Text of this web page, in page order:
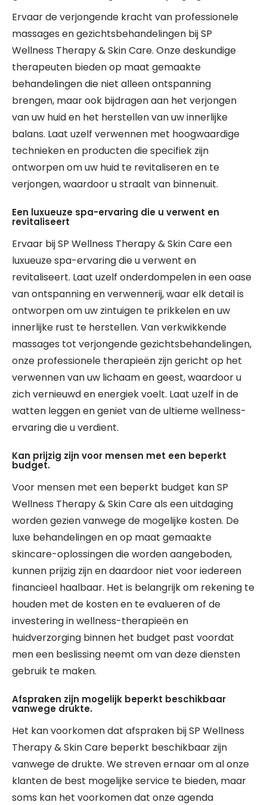
Ervaar de verjongende kracht van professionele
massages en gezichtsbehandelingen bij SP
Wellness Therapy & Skin Care. Onze deskundige
therapeuten bieden op maat gemaakte
behandelingen die niet alleen ontspanning
brengen, maar ook bijdragen aan het verjongen
van uw huid en het herstellen van uw innerlijke
balans. Laat uzelf verwennen met hoogwaardige
technieken en producten die specifiek zijn
ontworpen om uw huid te revitaliseren en te
verjongen, waardoor u straalt van binnenuit.
Een luxueuze spa-ervaring die u verwent en
revitaliseert
Ervaar bij SP Wellness Therapy & Skin Care een
luxueuze spa-ervaring die u verwent en
revitaliseert. Laat uzelf onderdompelen in een oase
van ontspanning en verwennerij, waar elk detail is
ontworpen om uw zintuigen te prikkelen en uw
innerlijke rust te herstellen. Van verkwikkende
massages tot verjongende gezichtsbehandelingen,
onze professionele therapieën zijn gericht op het
verwennen van uw lichaam en geest, waardoor u
zich vernieuwd en energiek voelt. Laat uzelf in de
watten leggen en geniet van de ultieme wellness-
ervaring die u verdient.
Kan prijzig zijn voor mensen met een beperkt
budget.
Voor mensen met een beperkt budget kan SP
Wellness Therapy & Skin Care als een uitdaging
worden gezien vanwege de mogelijke kosten. De
luxe behandelingen en op maat gemaakte
skincare-oplossingen die worden aangeboden,
kunnen prijzig zijn en daardoor niet voor iedereen
financieel haalbaar. Het is belangrijk om rekening te
houden met de kosten en te evalueren of de
investering in wellness-therapieën en
huidverzorging binnen het budget past voordat
men een beslissing neemt om van deze diensten
gebruik te maken.
Afspraken zijn mogelijk beperkt beschikbaar
vanwege drukte.
Het kan voorkomen dat afspraken bij SP Wellness
Therapy & Skin Care beperkt beschikbaar zijn
vanwege de drukte. We streven ernaar om al onze
klanten de best mogelijke service te bieden, maar
soms kan het voorkomen dat onze agenda